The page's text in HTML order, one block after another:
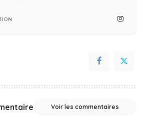
Voir les commentaires